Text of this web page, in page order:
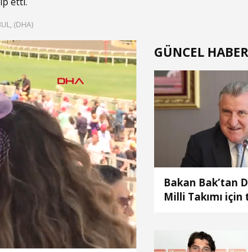
(DHA)
GÜNCEL
Bakan Bak’tan
Milli Takımı için